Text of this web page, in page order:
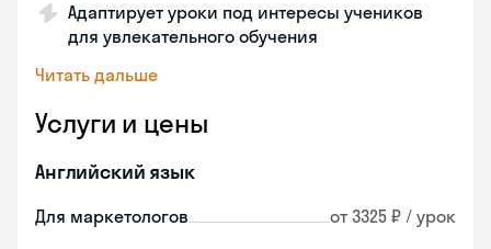
Адаптирует уроки под интересы учеников
для увлекательного обучения
Читать дальше
Услуги и цены
Английский язык
Для маркетологов от 3325 ₽ / урок